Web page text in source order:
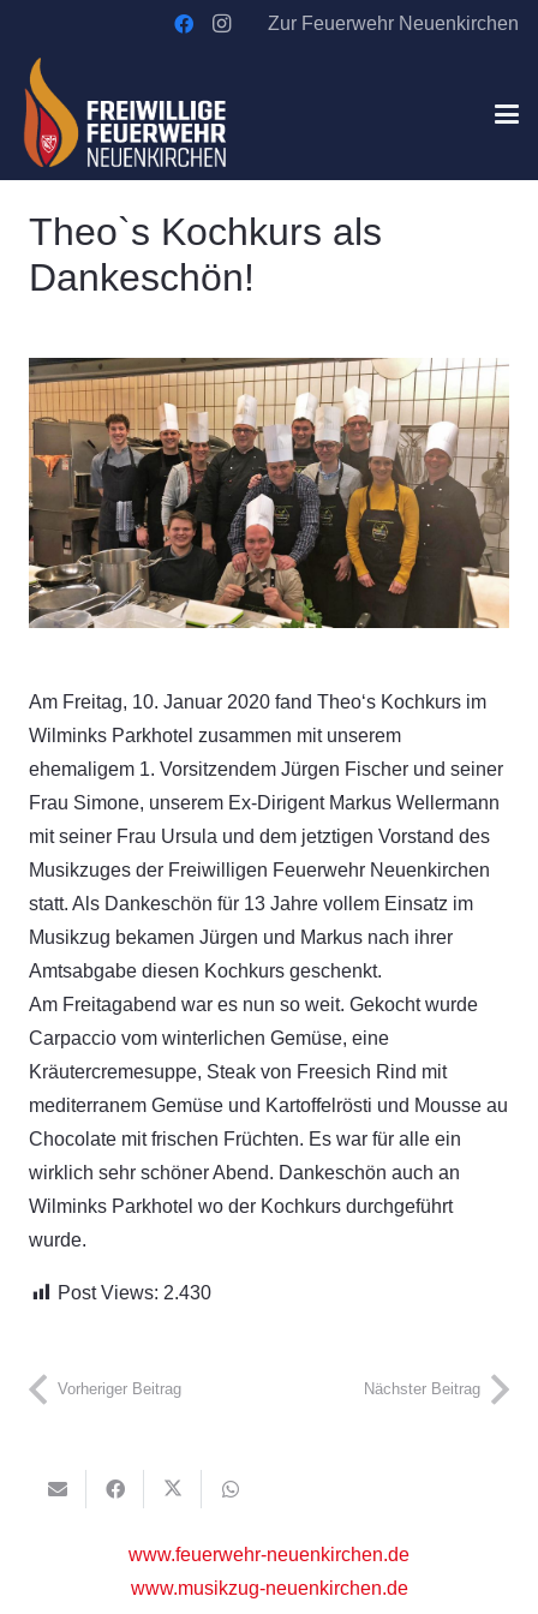
Zur Feuerwehr Neuenkirchen
Theo`s Kochkurs als
Dankeschön!
Am Freitag, 10. Januar 2020 fand Theo‘s Kochkurs im
Wilminks Parkhotel zusammen mit unserem
ehemaligem 1. Vorsitzendem Jürgen Fischer und seiner
Frau Simone, unserem Ex-Dirigent Markus Wellermann
mit seiner Frau Ursula und dem jetztigen Vorstand des
Musikzuges der Freiwilligen Feuerwehr Neuenkirchen
statt. Als Dankeschön für 13 Jahre vollem Einsatz im
Musikzug bekamen Jürgen und Markus nach ihrer
Amtsabgabe diesen Kochkurs geschenkt.
Am Freitagabend war es nun so weit. Gekocht wurde
Carpaccio vom winterlichen Gemüse, eine
Kräutercremesuppe, Steak von Freesich Rind mit
mediterranem Gemüse und Kartoffelrösti und Mousse au
Chocolate mit frischen Früchten. Es war für alle ein
wirklich sehr schöner Abend. Dankeschön auch an
Wilminks Parkhotel wo der Kochkurs durchgeführt
wurde.
Post Views: 2.430
Vorheriger Beitrag Nächster Beitrag
www.feuerwehr-neuenkirchen.de
www.musikzug-neuenkirchen.de